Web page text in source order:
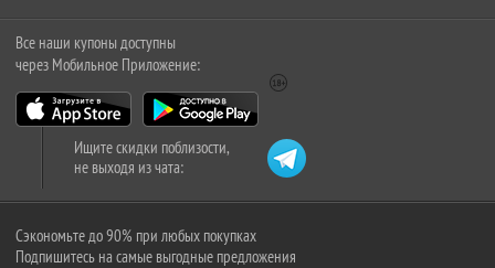
Все наши купоны доступны
через Мобильное Приложение:
Ищите скидки поблизости,
не выходя из чата:
Сэкономьте до 90% при любых покупках
Подпишитесь на самые выгодные предложения